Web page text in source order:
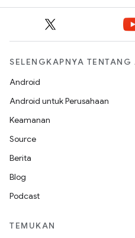
SELENGKAPNYA TENTANG
Android
Android untuk Perusahaan
Keamanan
Source
Berita
Blog
Podcast
TEMUKAN